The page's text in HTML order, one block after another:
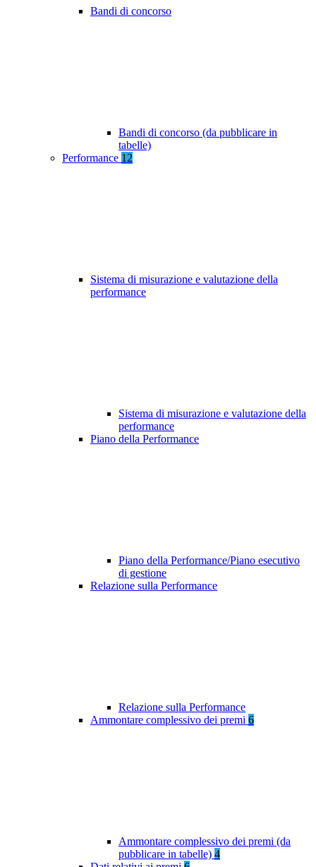
Bandi di concorso
Bandi di concorso (da pubblicare in
tabelle)
Performance 12
Sistema di misurazione e valutazione della
performance
Sistema di misurazione e valutazione della
performance
Piano della Performance
Piano della Performance/Piano esecutivo
di gestione
Relazione sulla Performance
Relazione sulla Performance
Ammontare complessivo dei premi 6
Ammontare complessivo dei premi (da
pubblicare in tabelle) 4